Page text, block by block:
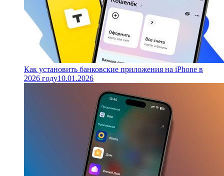
Как установить банковские приложения на iPhone в
2026 году10.01.2026